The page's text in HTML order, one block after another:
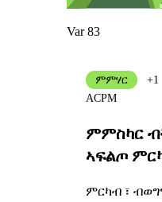
Var 83
ምምስካር
ኣፍልጦ
ምርካብ ፣
ምምሃር
+1
ACPM